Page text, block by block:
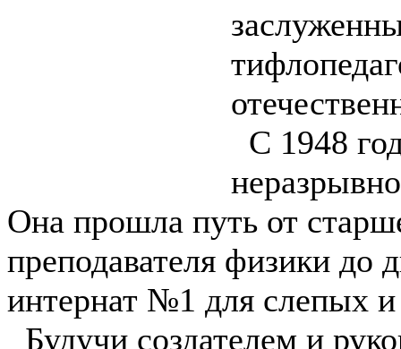
С 1948
Она прошла путь от
преподавателя физики до
интернат №1 для слепых
Будучи создателем и